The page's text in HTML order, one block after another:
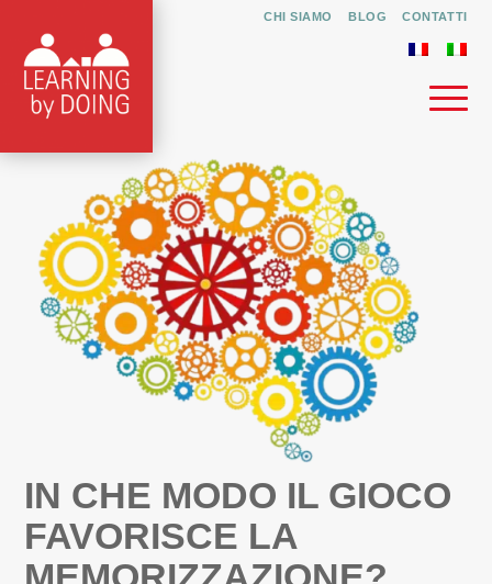
CHI SIAMO BLOG CONTATTI
IN CHE MODO IL GIOCO
FAVORISCE LA